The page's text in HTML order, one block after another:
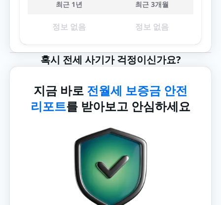
최근 1년 최근 3개월
정보 없음 정보 없음
혹시 전세 사기가 걱정이신가요?
지금 바로 전월세 보증금 안전
리포트를 받아보고 안심하세요